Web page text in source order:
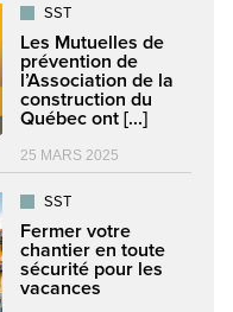
SST
Les Mutuelles de
prévention de
l’Association de la
construction du
Québec ont [...]
25 MARS 2025
SST
Fermer votre
chantier en toute
sécurité pour les
vacances